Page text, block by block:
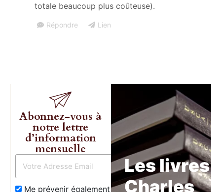
totale beaucoup plus coûteuse).
Répondre Lien
Abonnez-vous à
notre lettre
d’information
mensuelle
Me prévenir également dès qu’un
Les livres
Charles